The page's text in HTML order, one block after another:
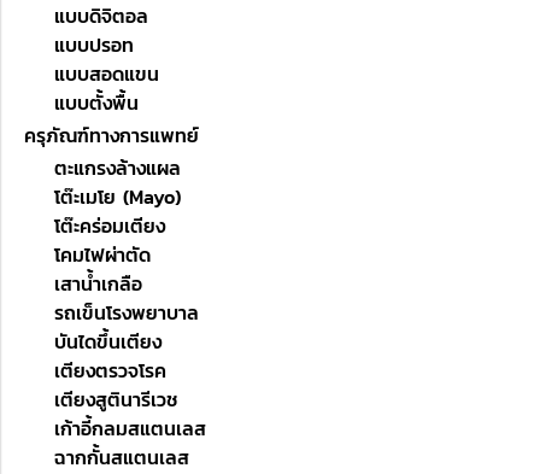
แบบดิจิตอล
แบบปรอท
แบบสอดแขน
แบบตั้งพื้น
ครุภัณฑ์ทางการแพทย์
ตะแกรงล้างแผล
โต๊ะเมโย (Mayo)
โต๊ะคร่อมเตียง
โคมไฟผ่าตัด
เสาน้ำเกลือ
รถเข็นโรงพยาบาล
บันไดขึ้นเตียง
เตียงตรวจโรค
เตียงสูตินารีเวช
เก้าอี้กลมสแตนเลส
ฉากกั้นสแตนเลส